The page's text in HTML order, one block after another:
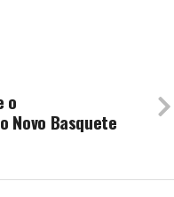
o
Novo Basquete